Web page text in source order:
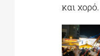
και χορό.